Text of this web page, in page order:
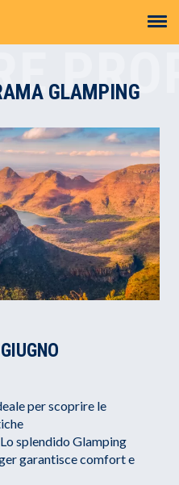
GLAMPING
per scoprire le
splendido Glamping
garantisce comfort e